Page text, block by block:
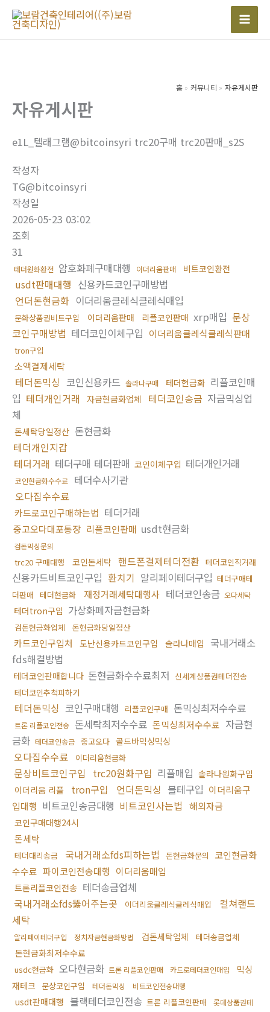
Main
홈 커뮤니티 자유게시판
자유게시판
e1L_텔래그램@bitcoinsyri trc20구매 trc20판매_s2S
작성자
TG@bitcoinsyri
작성일
2026-05-23 03:02
조회
31
테더원화환전 암호화폐구매대행 이더리움판매 비트코인환전
usdt판매대행 신용카드코인구매방법
언더돈현금화 이더리움클레식클레식매입
문화상품권비트구입 이더리움판매 리플코인판매 xrp매입 문상
코인구매방법 테더코인이체구입 이더리움클레식클레식판매
tron구입
소액결제세탁
테더돈믹싱 코인신용카드 솔라나구매 테더현금화 리플코인매
입 테더개인거래 자금현금화업체 테더코인송금 자금믹싱업
체
돈세탁당일정산 돈현금화
테더개인지갑
테더거래 테더구매 테더판매 코인이체구입 테더개인거래
코인현금화수수료
테더수사기관
오다집수수료
카드로코인구매하는법 테더거래
중고오다대포통장 리플코인판매 usdt현금화
검돈믹싱문의
trc20 구매대행 코인돈세탁 핸드폰결제테더전환 테더코인직거래
신용카드비트코인구입 환치기 알리페이테더구입 테더구매테
더판매 테더현금화 재정거래세탁대행사 테더코인송금 오다세탁
테더tron구입 가상화폐자금현금화
검돈현금화업체 돈현금화당일정산
카드코인구입처 도난신용카드코인구입 솔라나매입
국내거래소
fds해결방법
테더코인판매합니다 돈현금화수수료최저 신세계상품권테더전송
테더코인추척피하기
테더돈믹싱 코인구매대행 리플코인구매 돈믹싱최저수수료
트론 리플코인전송 돈세탁최저수수료 돈믹싱최저수수료 자금현
금화 테더코인송금 중고오다 골드바믹싱믹싱
오다집수수료 이더리움현금화
문상비트코인구입 trc20원화구입 리플매입 솔라나원화구입
이더리움 리플
tron구입 언더돈믹싱 블테구입 이더리움구
입대행 비트코인송금대행 비트코인사는법 해외자금
코인구매대행24시
돈세탁
테더대리송금 국내거래소fds피하는법 돈현금화문의
코인현금화
수수료 파이코인전송대행 이더리움매입
트론리플코인전송 테더송금업체
국내거래소fds뚫어주는곳
이더리움클레식클레식매입
컬쳐랜드
세탁
알리페이테더구입 정치자금현금화방법 검돈세탁업체 테더송금업체
돈현금화최저수수료
usdc현금화 오다현금화 트론 리플코인판매 카드로테더코인매입
믹싱
재테크 문상코인구입 테더돈믹싱 비트코인전송대행
usdt판매대행 블랙테더코인전송 트론 리플코인판매
롯데상품권테